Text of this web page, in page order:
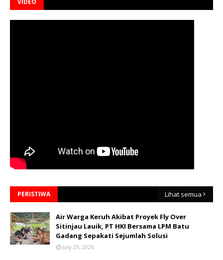
VIDEO
PERISTIWA Lihat semua
Air Warga Keruh Akibat Proyek Fly Over
Sitinjau Lauik, PT HKI Bersama LPM Batu
Gadang Sepakati Sejumlah Solusi
July 29, 2026